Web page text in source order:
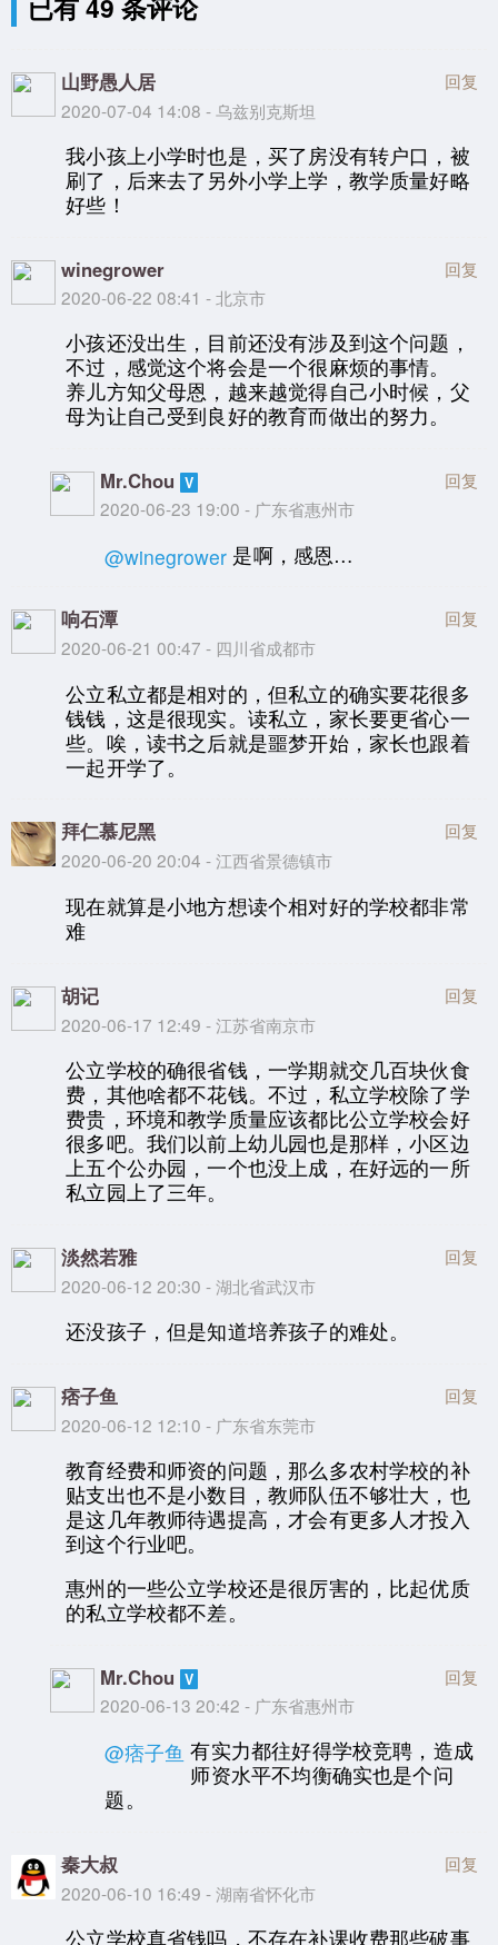
山野愚人居
2020-07-04 14:08 - 乌兹别克斯坦
回复
我小孩上小学时也是，买了房没有转户口，被
刷了，后来去了另外小学上学，教学质量好略
好些！
winegrower
2020-06-22 08:41 - 北京市
回复
小孩还没出生，目前还没有涉及到这个问题，
不过，感觉这个将会是一个很麻烦的事情。
养儿方知父母恩，越来越觉得自己小时候，父
母为让自己受到良好的教育而做出的努力。
Mr.Chou
2020-06-23 19:00 - 广东省惠州市
回复
@winegrower 是啊，感恩…
响石潭
2020-06-21 00:47 - 四川省成都市
回复
公立私立都是相对的，但私立的确实要花很多
钱钱，这是很现实。读私立，家长要更省心一
些。唉，读书之后就是噩梦开始，家长也跟着
一起开学了。
拜仁慕尼黑
2020-06-20 20:04 - 江西省景德镇市
回复
现在就算是小地方想读个相对好的学校都非常
难
胡记
2020-06-17 12:49 - 江苏省南京市
回复
公立学校的确很省钱，一学期就交几百块伙食
费，其他啥都不花钱。不过，私立学校除了学
费贵，环境和教学质量应该都比公立学校会好
很多吧。我们以前上幼儿园也是那样，小区边
上五个公办园，一个也没上成，在好远的一所
私立园上了三年。
淡然若雅
2020-06-12 20:30 - 湖北省武汉市
回复
还没孩子，但是知道培养孩子的难处。
痞子鱼
2020-06-12 12:10 - 广东省东莞市
回复
教育经费和师资的问题，那么多农村学校的补
贴支出也不是小数目，教师队伍不够壮大，也
是这几年教师待遇提高，才会有更多人才投入
到这个行业吧。
惠州的一些公立学校还是很厉害的，比起优质
的私立学校都不差。
Mr.Chou
2020-06-13 20:42 - 广东省惠州市
回复
@痞子鱼 有实力都往好得学校竞聘，造成
师资水平不均衡确实也是个问
题。
秦大叔
2020-06-10 16:49 - 湖南省怀化市
回复
公立学校真省钱吗，不存在补课收费那些破事